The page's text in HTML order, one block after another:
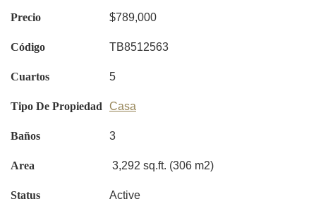
Precio $789,000
Código TB8512563
Cuartos 5
Tipo De Propiedad Casa
Baños 3
Area 3,292 sq.ft. (306 m2)
Status Active